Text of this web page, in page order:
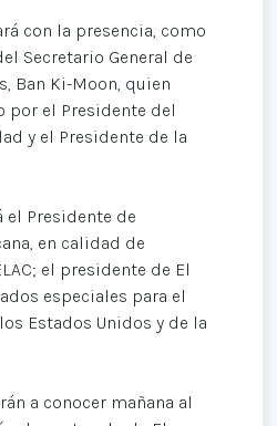
con la presencia, como
Secretario General de
Ban Ki-Moon, quien
por el Presidente del
y el Presidente de la
Presidente de
en calidad de
el presidente de El
especiales para el
Estados Unidos y de la
a conocer mañana al